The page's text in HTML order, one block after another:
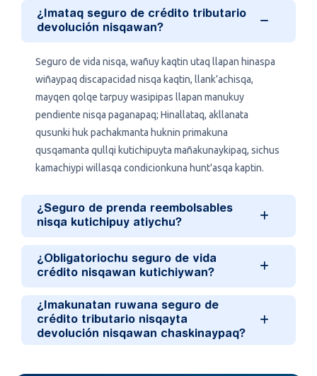
¿Imataq seguro de crédito tributario
devolución nisqawan?
Seguro de vida nisqa, wañuy kaqtin utaq llapan hinaspa
wiñaypaq discapacidad nisqa kaqtin, llank’achisqa,
mayqen qolqe tarpuy wasipipas llapan manukuy
pendiente nisqa paganapaq; Hinallataq, akllanata
qusunki huk pachakmanta huknin primakuna
qusqamanta qullqi kutichipuyta mañakunaykipaq, sichus
kamachiypi willasqa condicionkuna hunt'asqa kaptin.
¿Seguro de prenda reembolsables
nisqa kutichipuy atiychu?
¿Obligatoriochu seguro de vida
crédito nisqawan kutichiywan?
¿Imakunatan ruwana seguro de
crédito tributario nisqayta
devolución nisqawan chaskinaypaq?